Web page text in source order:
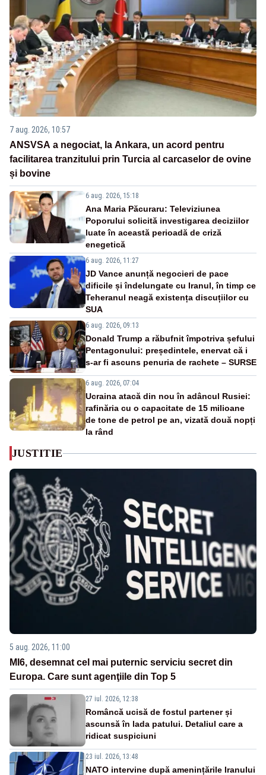
7 aug. 2026, 10:57
ANSVSA a negociat, la Ankara, un acord pentru
facilitarea tranzitului prin Turcia al carcaselor de ovine
și bovine
6 aug. 2026, 15:18
Ana Maria Păcuraru: Televiziunea
Poporului solicită investigarea deciziilor
luate în această perioadă de criză
enegetică
6 aug. 2026, 11:27
JD Vance anunță negocieri de pace
dificile și îndelungate cu Iranul, în timp ce
Teheranul neagă existența discuțiilor cu
SUA
6 aug. 2026, 09:13
Donald Trump a răbufnit împotriva șefului
Pentagonului: președintele, enervat că i
s-ar fi ascuns penuria de rachete – SURSE
6 aug. 2026, 07:04
Ucraina atacă din nou în adâncul Rusiei:
rafinăria cu o capacitate de 15 milioane
de tone de petrol pe an, vizată două nopți
la rând
JUSTITIE
5 aug. 2026, 11:00
MI6, desemnat cel mai puternic serviciu secret din
Europa. Care sunt agenţiile din Top 5
27 iul. 2026, 12:38
Româncă ucisă de fostul partener și
ascunsă în lada patului. Detaliul care a
ridicat suspiciuni
23 iul. 2026, 13:48
NATO intervine după amenințările Iranului